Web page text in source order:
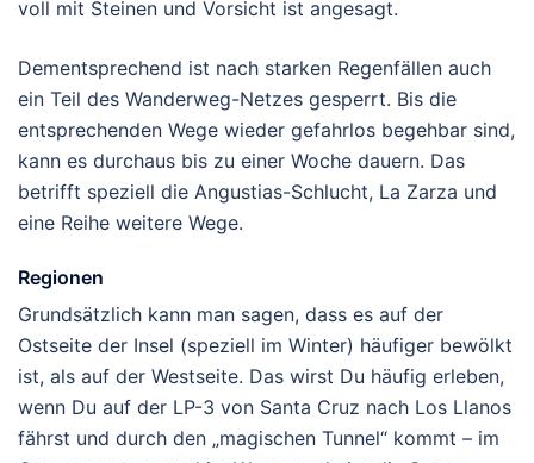
voll mit Steinen und Vorsicht ist angesagt.
Dementsprechend ist nach starken Regenfällen auch
ein Teil des Wanderweg-Netzes gesperrt. Bis die
entsprechenden Wege wieder gefahrlos begehbar sind,
kann es durchaus bis zu einer Woche dauern. Das
betrifft speziell die Angustias-Schlucht, La Zarza und
eine Reihe weitere Wege.
Regionen
Grundsätzlich kann man sagen, dass es auf der
Ostseite der Insel (speziell im Winter) häufiger bewölkt
ist, als auf der Westseite. Das wirst Du häufig erleben,
wenn Du auf der LP-3 von Santa Cruz nach Los Llanos
fährst und durch den „magischen Tunnel“ kommt – im